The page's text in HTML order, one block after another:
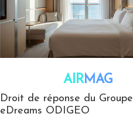
AIRMAG
Droit de réponse du Groupe
eDreams ODIGEO